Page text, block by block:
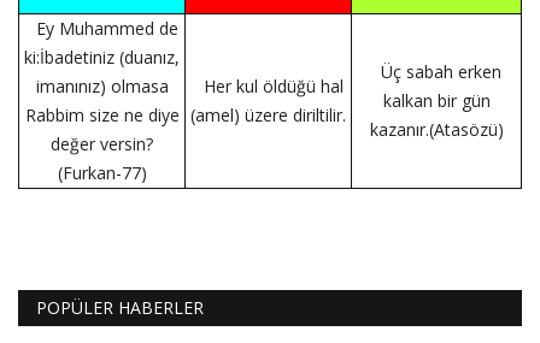
Ey Muhammed de
ki:İbadetiniz (duanız,
imanınız) olmasa
Rabbim size ne diye
değer versin?
(Furkan-77)
Her kul öldüğü hal
(amel) üzere diriltilir.
Üç sabah erken
kalkan bir gün
kazanır.(Atasözü)
POPÜLER HABERLER